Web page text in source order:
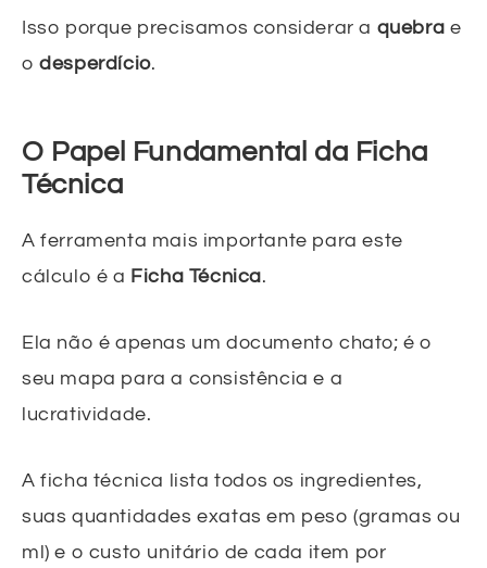
Isso porque precisamos considerar a quebra e
odesperdício.
O Papel Fundamental da Ficha
Técnica
A ferramenta mais importante para este
cálculo é a Ficha Técnica.
Ela não é apenas um documento chato; é o
seu mapa para a consistência e a
lucratividade.
A ficha técnica lista todos os ingredientes,
suas quantidades exatas em peso (gramas ou
ml) e o custo unitário de cada item por